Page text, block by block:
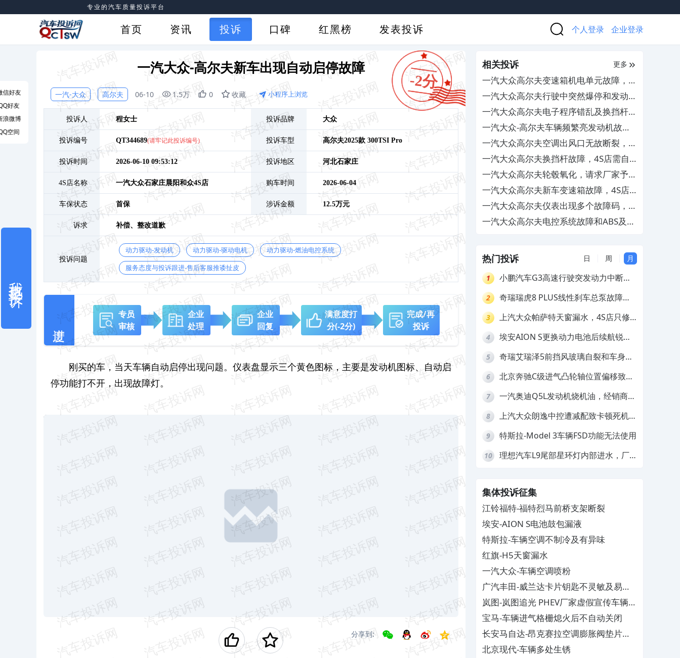
专业的汽车质量投诉平台
首页 资讯 投诉 口碑 红黑榜 发表投诉 个人登录 企业登录
-2分
一汽大众-高尔夫新车出现自动启停故障
一汽-大众 高尔夫 06-10 1.5万 0 收藏 小程序上浏览
投诉人 程女士 投诉品牌 大众
投诉编号 QT344689(请牢记此投诉编号) 投诉车型 高尔夫2025款 300TSI Pro
投诉时间 2026-06-10 09:53:12 投诉地区 河北石家庄
4S店名称 一汽大众石家庄晨阳和众4S店 购车时间 2026-06-04
车保状态 首保 涉诉金额 12.5万元
诉求 补偿、 整改道歉
投诉问题
动力驱动-发动机 动力驱动-驱动电机 动力驱动-燃油电控系统
服务态度与投诉跟进-售后客服推诿扯皮
专员
审核
企业
处理
企业
回复
满意度打
分(-2分)
完成/再
投诉
刚买的车，当天车辆自动启停出现问题。仪表盘显示三个黄色图标，主要是发动机图标、自动启
停功能打不开，出现故障灯。
分享到:
相关投诉 更多
一汽大众高尔夫变速箱机电单元故障，厂
家索赔需收费
一汽大众高尔夫行驶中突然爆停和发动机
自动启停异常，售后拖延推诿拒不处理
一汽大众高尔夫电子程序错乱及换挡杆故
障，4S店需自费更换
一汽大众-高尔夫车辆频繁亮发动机故障
灯
一汽大众高尔夫空调出风口无故断裂，
4S店拒绝索赔
一汽大众高尔夫换挡杆故障，4S店需自
费维修
一汽大众高尔夫轮毂氧化，请求厂家予以
更换维修
一汽大众高尔夫新车变速箱故障，4S店
只换件维修不换车不补偿
一汽大众高尔夫仪表出现多个故障码，因
配件迟迟不到货导致车辆无法维修
一汽大众高尔夫电控系统故障和ABS及
热门投诉 日 周 月
1
小鹏汽车G3高速行驶突发动力中断，
2
奇瑞瑞虎8 PLUS线性刹车总泵故障，
3
上汽大众帕萨特天窗漏水，4S店只修
4
埃安AION S更换动力电池后续航锐
5
奇瑞艾瑞泽5前挡风玻璃自裂和车身多
6
北京奔驰C级进气凸轮轴位置偏移致发
7
一汽奥迪Q5L发动机烧机油，经销商推
8
上汽大众朗逸中控遭减配致卡顿死机，
9 特斯拉-Model 3车辆FSD功能无法使用
10
理想汽车L9尾部星环灯内部进水，厂
集体投诉征集
江铃福特-福特烈马前桥支架断裂
埃安-AION S电池鼓包漏液
特斯拉-车辆空调不制冷及有异味
红旗-H5天窗漏水
一汽大众-车辆空调喷粉
广汽丰田-威兰达卡片钥匙不灵敏及易消
磁
岚图-岚图追光 PHEV厂家虚假宣传车辆配
置与功能
宝马-车辆进气格栅熄火后不自动关闭
长安马自达-昂克赛拉空调膨胀阀垫片生
锈
北京现代-车辆多处生锈
信好友
好友
浪微博
空间